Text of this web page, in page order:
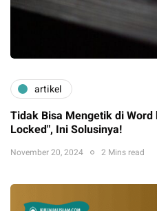
artikel
Tidak Bisa Mengetik di
Locked", Ini Solusinya!
November 20, 2024 2 Mins read